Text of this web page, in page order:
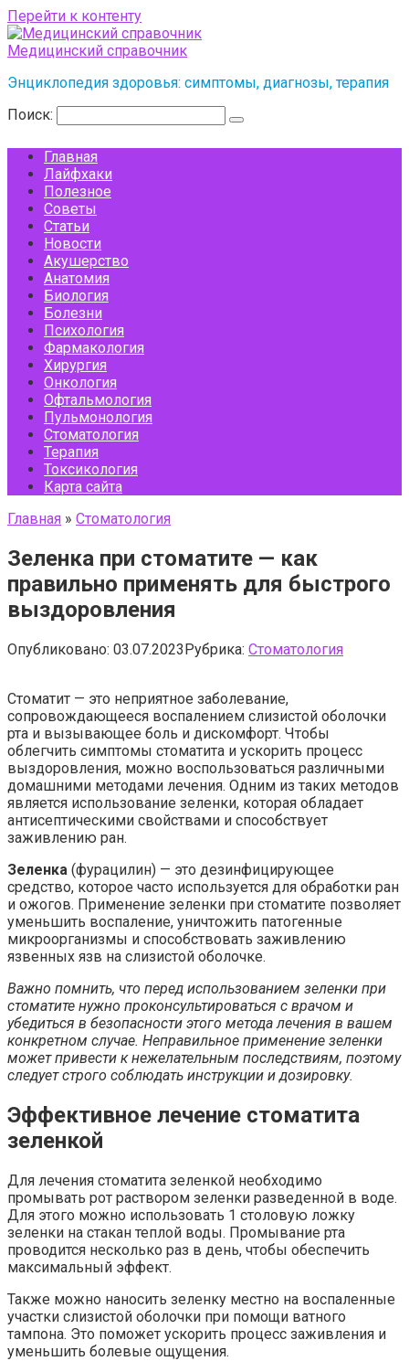
Перейти к контенту
Медицинский справочник
Энциклопедия здоровья: симптомы, диагнозы, терапия
Поиск:
Главная
Лайфхаки
Полезное
Советы
Статьи
Новости
Акушерство
Анатомия
Биология
Болезни
Психология
Фармакология
Хирургия
Онкология
Офтальмология
Пульмонология
Стоматология
Терапия
Токсикология
Карта сайта
Главная » Стоматология
Зеленка при стоматите — как
правильно применять для быстрого
выздоровления
Опубликовано: 03.07.2023Рубрика: Стоматология
Стоматит — это неприятное заболевание,
сопровождающееся воспалением слизистой оболочки
рта и вызывающее боль и дискомфорт. Чтобы
облегчить симптомы стоматита и ускорить процесс
выздоровления, можно воспользоваться различными
домашними методами лечения. Одним из таких методов
является использование зеленки, которая обладает
антисептическими свойствами и способствует
заживлению ран.
Зеленка (фурацилин) — это дезинфицирующее
средство, которое часто используется для обработки ран
и ожогов. Применение зеленки при стоматите позволяет
уменьшить воспаление, уничтожить патогенные
микроорганизмы и способствовать заживлению
язвенных язв на слизистой оболочке.
Важно помнить, что перед использованием зеленки при
стоматите нужно проконсультироваться с врачом и
убедиться в безопасности этого метода лечения в вашем
конкретном случае. Неправильное применение зеленки
может привести к нежелательным последствиям, поэтому
следует строго соблюдать инструкции и дозировку.
Эффективное лечение стоматита
зеленкой
Для лечения стоматита зеленкой необходимо
промывать рот раствором зеленки разведенной в воде.
Для этого можно использовать 1 столовую ложку
зеленки на стакан теплой воды. Промывание рта
проводится несколько раз в день, чтобы обеспечить
максимальный эффект.
Также можно наносить зеленку местно на воспаленные
участки слизистой оболочки при помощи ватного
тампона. Это поможет ускорить процесс заживления и
уменьшить болевые ощущения.